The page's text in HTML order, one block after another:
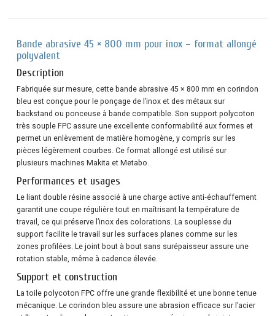
Bande abrasive 45 × 800 mm pour inox – format allongé
polyvalent
Description
Fabriquée sur mesure, cette bande abrasive 45 × 800 mm en corindon
bleu est conçue pour le ponçage de l’inox et des métaux sur
backstand ou ponceuse à bande compatible. Son support polycoton
très souple FPC assure une excellente conformabilité aux formes et
permet un enlèvement de matière homogène, y compris sur les
pièces légèrement courbes. Ce format allongé est utilisé sur
plusieurs machines Makita et Metabo.
Performances et usages
Le liant double résine associé à une charge active anti‑échauffement
garantit une coupe régulière tout en maîtrisant la température de
travail, ce qui préserve l’inox des colorations. La souplesse du
support facilite le travail sur les surfaces planes comme sur les
zones profilées. Le joint bout à bout sans surépaisseur assure une
rotation stable, même à cadence élevée.
Support et construction
La toile polycoton FPC offre une grande flexibilité et une bonne tenue
mécanique. Le corindon bleu assure une abrasion efficace sur l’acier